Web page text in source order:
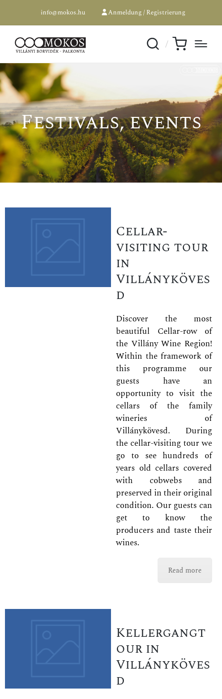
info@mokos.hu Anmeldung / Registrierung
Festivals, events
Cellar-
visiting tour
in
Villányköves
d
Discover the most
beautiful Cellar-row of
the Villány Wine Region!
Within the framework of
this programme our
guests have an
opportunity to visit the
cellars of the family
wineries of
Villánykövesd. During
the cellar-visiting tour we
go to see hundreds of
years old cellars covered
with cobwebs and
preserved in their original
condition. Our guests can
get to know the
producers and taste their
wines.
Read more
Kellergangt
our in
Villányköves
d